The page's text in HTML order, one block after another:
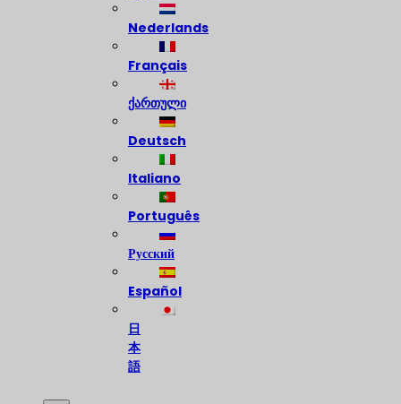
Nederlands
Français
ქართული
Deutsch
Italiano
Português
Русский
Español
日
本
語